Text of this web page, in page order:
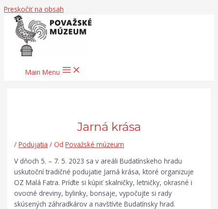
Preskočiť na obsah
Main Menu
Jarná krása
/Podujatia / Od Považské múzeum
V dňoch 5. – 7. 5. 2023 sa v areáli Budatínskeho hradu
uskutoční tradičné podujatie Jarná krása, ktoré organizuje
OZ Malá Fatra. Príďte si kúpiť skalničky, letničky, okrasné i
ovocné dreviny, bylinky, bonsaje, vypočujte si rady
skúsených záhradkárov a navštívte Budatínsky hrad.